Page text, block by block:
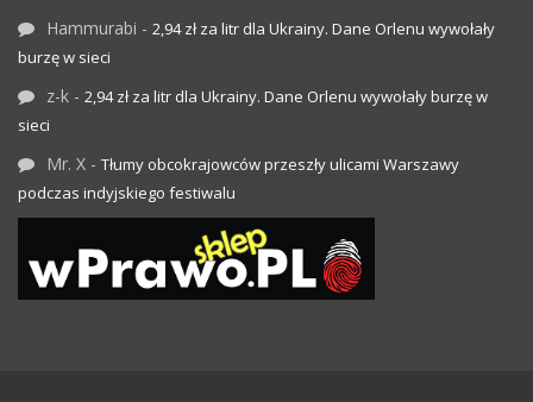
Hammurabi - 2,94 zł za litr dla Ukrainy. Dane Orlenu wywołały
burzę w sieci
z-k - 2,94 zł za litr dla Ukrainy. Dane Orlenu wywołały burzę w
sieci
Mr. X - Tłumy obcokrajowców przeszły ulicami Warszawy
podczas indyjskiego festiwalu